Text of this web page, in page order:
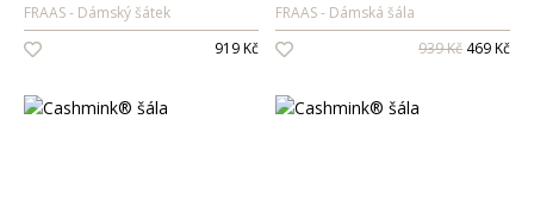
FRAAS
Dámský šátek
919 Kč
FRAAS
Dámská šála
939 Kč 469 Kč